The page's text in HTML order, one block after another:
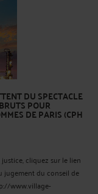
DU SPECTACLE
POUR
DE PARIS (CPH
cliquez sur le lien
jugement du conseil de
www.village-